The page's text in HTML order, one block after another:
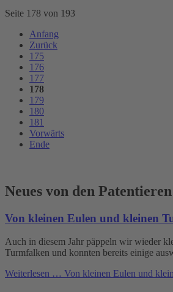
Seite 178 von 193
Anfang
Zurück
175
176
177
178
179
180
181
Vorwärts
Ende
Neues von den Patentieren
Von kleinen Eulen und kleinen
Auch in diesem Jahr päppeln wir wieder
Turmfalken und konnten bereits einige
Weiterlesen … Von kleinen Eulen und